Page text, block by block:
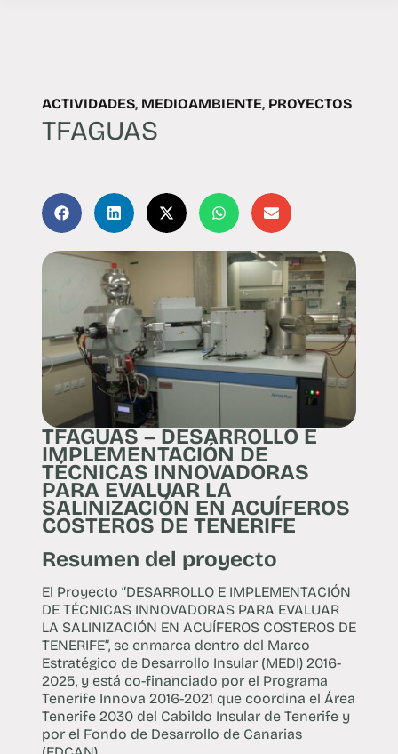
ACTIVIDADES, MEDIOAMBIENTE, PROYECTOS
TFAGUAS
TFAGUAS – DESARROLLO E
IMPLEMENTACIÓN DE
TÉCNICAS INNOVADORAS
PARA EVALUAR LA
SALINIZACIÓN EN ACUÍFEROS
COSTEROS DE TENERIFE
Resumen del proyecto
El Proyecto “DESARROLLO E IMPLEMENTACIÓN
DE TÉCNICAS INNOVADORAS PARA EVALUAR
LA SALINIZACIÓN EN ACUÍFEROS COSTEROS DE
TENERIFE”, se enmarca dentro del Marco
Estratégico de Desarrollo Insular (MEDI) 2016-
2025, y está co-financiado por el Programa
Tenerife Innova 2016-2021 que coordina el Área
Tenerife 2030 del Cabildo Insular de Tenerife y
por el Fondo de Desarrollo de Canarias